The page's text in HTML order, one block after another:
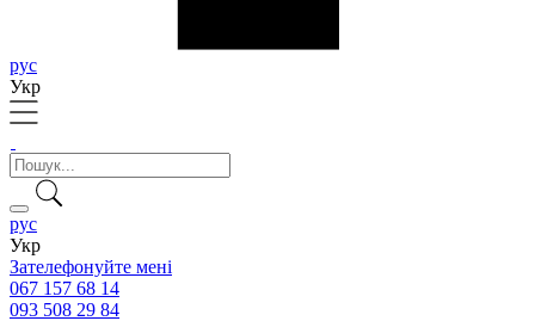
рус
Укр
рус
Укр
Зателефонуйте мені
067 157 68 14
093 508 29 84